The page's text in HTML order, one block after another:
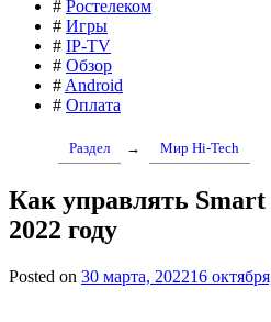
# Ростелеком
# Игры
# IP-TV
# Обзор
# Android
# Оплата
Раздел → Мир Hi-Tech
Как управлять
2022 году
Posted on 30 марта, 202216